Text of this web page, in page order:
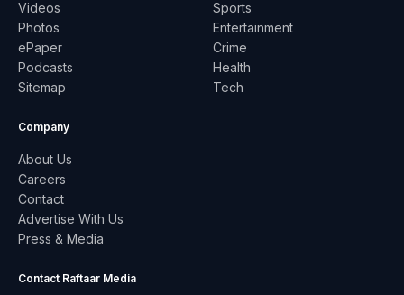
Videos
Photos
ePaper
Podcasts
Sitemap
Sports
Entertainment
Crime
Health
Tech
Company
About Us
Careers
Contact
Advertise With Us
Press & Media
Contact Raftaar Media